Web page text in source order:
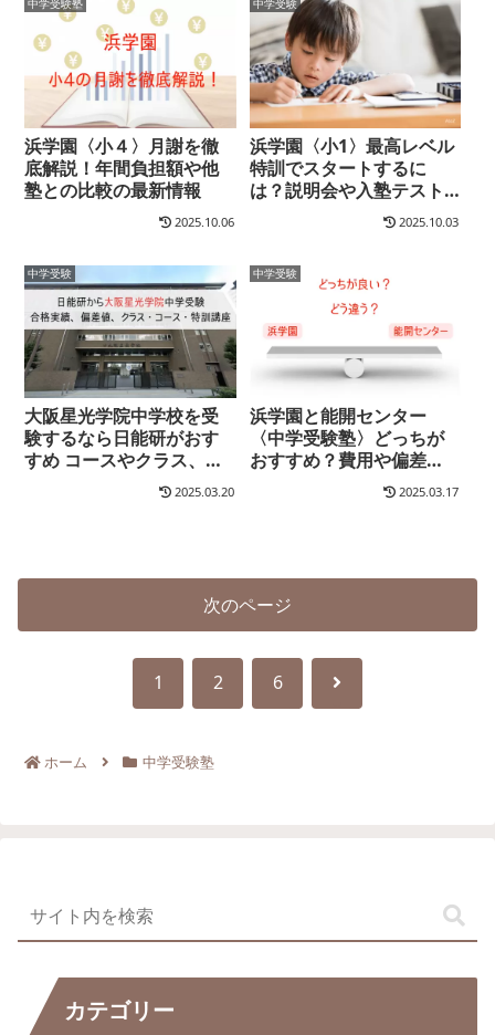
浜学園〈小４〉月謝を徹
底解説！年間負担額や他
塾との比較の最新情報
2025.10.06
浜学園〈小1〉最高レベル
特訓でスタートするに
は？説明会や入塾テスト
の時期について解説しま
2025.10.03
中学受験
大阪星光学院中学校を受
験するなら日能研がおす
すめ コースやクラス、特
訓講座から必要は偏差
値、入試までの塾費用な
2025.03.20
中学受験
浜学園と能開センター
〈中学受験塾〉どっちが
おすすめ？費用や偏差
値、合格実績から授業内
容まで比較・解説！
2025.03.17
次のページ
1 2 6
次
ホーム 中学受験塾
カテゴリー